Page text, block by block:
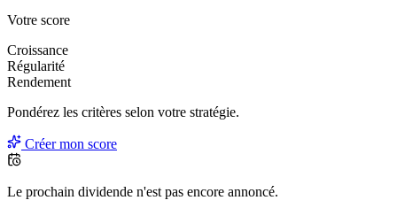
Votre score
Croissance
Régularité
Rendement
Pondérez les critères selon votre stratégie.
Créer mon score
Le prochain dividende n'est pas encore annoncé.